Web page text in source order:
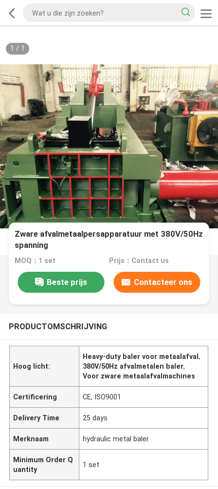
1 / 1
Zware afvalmetaalpersapparatuur met 380V/50Hz
spanning
MOQ：1 set Prijs：Contact us
Beste prijs Contacteer ons
PRODUCTOMSCHRIJVING
Hoog licht:
Heavy-duty baler voor metaalafval,
380V/50Hz afvalmetalen baler,
Voor zware metaalafvalmachines
Certificering CE, ISO9001
Delivery Time 25 days
Merknaam hydraulic metal baler
Minimum Order Q
uantity
1 set